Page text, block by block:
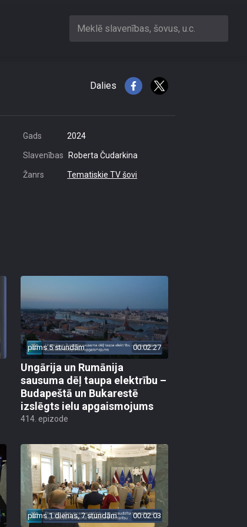
Meklē slavenības, šovus, u.c.
Dalies
Gads 2024
Slavenības Roberta Čudarkina
Žanrs Tematiskie TV šovi
pirms 5 stundām 00:02:27
Ungārija un Rumānija
sausuma dēļ taupa elektrību –
Budapeštā un Bukarestē
izslēgts ielu apgaismojums
414. epizode
pirms 1 dienas, 7 stundām 00:02:03